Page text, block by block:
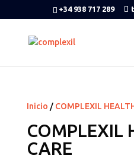
+34 938 717 289
Inicio / COMPLEXIL
COMPLEXIL
CARE